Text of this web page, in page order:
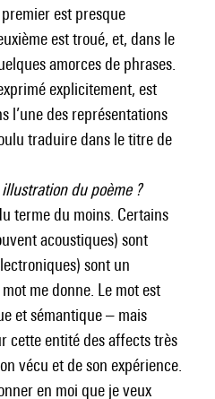
est presque
est troué, et, dans le
amorces de phrases.
explicitement, est
l’une des représentations
traduire dans le titre de
du poème ?
terme du moins. Certains
acoustiques) sont
sont un
me donne. Le mot est
et sémantique – mais
cette entité des affects très
vécu et de son expérience.
en moi que je veux